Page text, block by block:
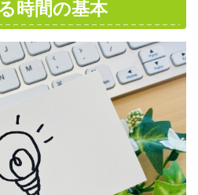
時間の基本